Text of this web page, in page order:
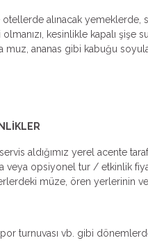
alınacak yemeklerde,
kesinlikle kapalı şişe
muz, ananas gibi kabuğu
aldığımız yerel acente
veya opsiyonel tur / etkinlik
müze, ören yerlerinin
turnuvası vb. gibi